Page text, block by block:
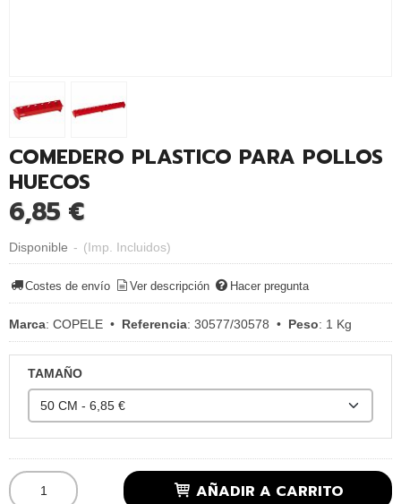
COMEDERO PLASTICO PARA POLLOS
HUECOS
6,85 €
Disponible - (Imp. Incluidos)
Costes de envío Ver descripción Hacer pregunta
Marca: COPELE • Referencia: 30577/30578 • Peso: 1 Kg
TAMAÑO
AÑADIR A CARRITO